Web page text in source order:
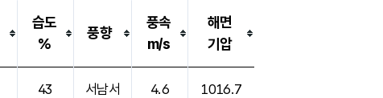
습도
%
풍향
풍속
m/s
해면
기압
43 서남서 4.6 1016.7